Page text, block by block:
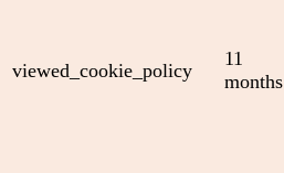
viewed_cookie_policy
11
months